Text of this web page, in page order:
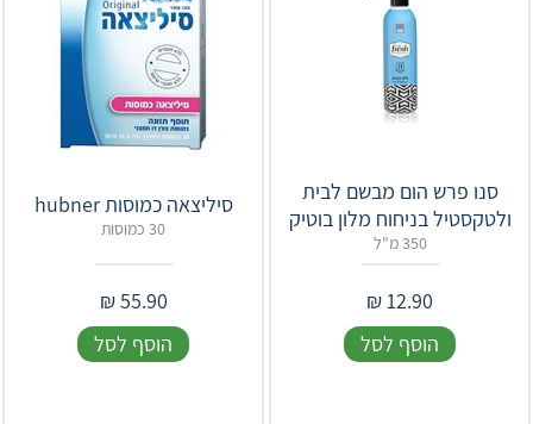
סנו פרש הום מבשם לבית
ולטקסטיל בניחוח מלון בוטיק
350 מ"ל
12.90
₪
הוסף לסל
סיליצאה כמוסות hubner
30 כמוסות
55.90
₪
הוסף לסל